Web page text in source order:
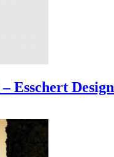
Esschert Design